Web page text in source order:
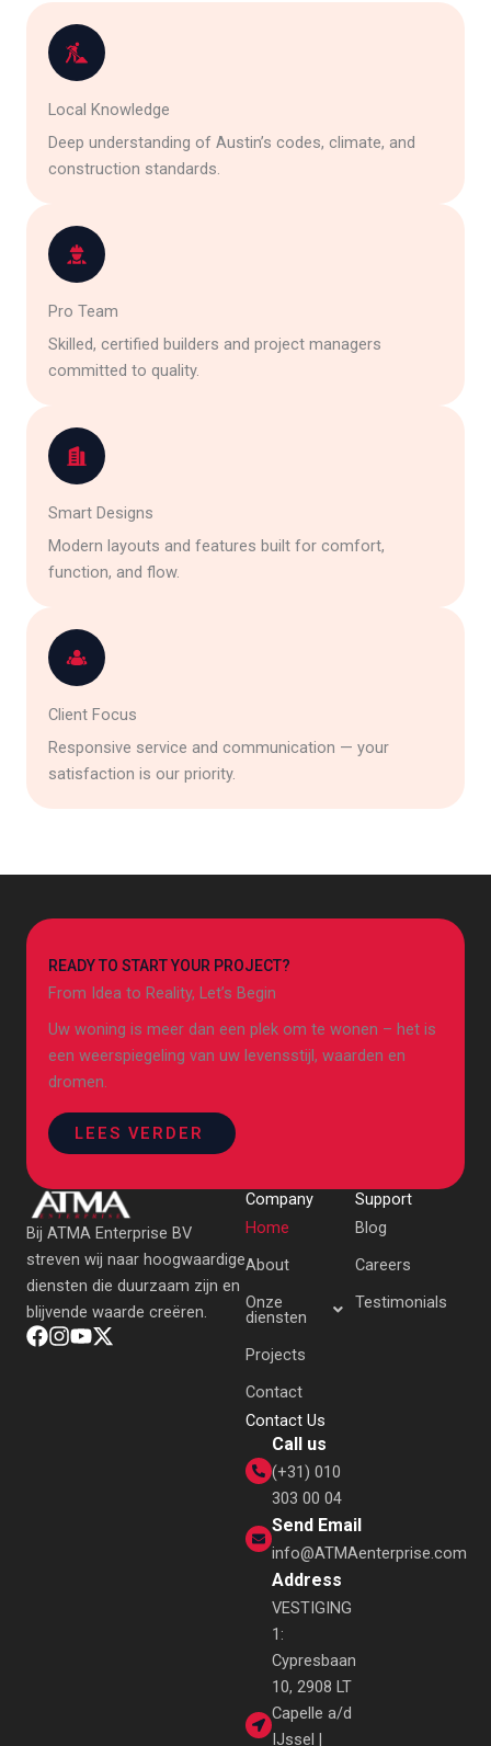
Local Knowledge
Deep understanding of Austin’s codes, climate, and
construction standards.
Pro Team
Skilled, certified builders and project managers
committed to quality.
Smart Designs
Modern layouts and features built for comfort,
function, and flow.
Client Focus
Responsive service and communication — your
satisfaction is our priority.
READY TO START YOUR PROJECT?
From Idea to Reality, Let’s Begin
Uw woning is meer dan een plek om te wonen – het is
een weerspiegeling van uw levensstijl, waarden en
dromen.
LEES VERDER
Bij ATMA Enterprise BV
streven wij naar hoogwaardige
diensten die duurzaam zijn en
blijvende waarde creëren.
Company
Home
About
Onze
diensten
Projects
Contact
Support
Blog
Careers
Testimonials
Contact Us
Call us
(+31) 010
303 00 04
Send Email
info@ATMAenterprise.com
Address
VESTIGING
1:
Cypresbaan
10, 2908 LT
Capelle a/d
IJssel |